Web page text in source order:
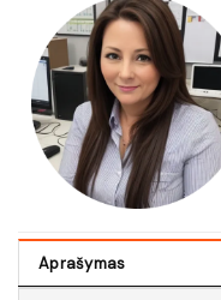
Aprašymas